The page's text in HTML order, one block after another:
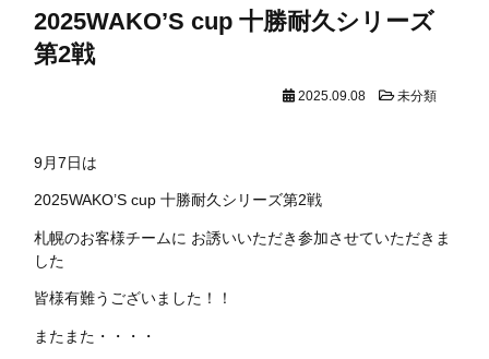
2025WAKO’S cup 十勝耐久シリーズ
第2戦
2025.09.08 未分類
9月7日は
2025WAKO’S cup 十勝耐久シリーズ第2戦
札幌のお客様チームに お誘いいただき参加させていただきま
した
皆様有難うございました！！
またまた・・・・